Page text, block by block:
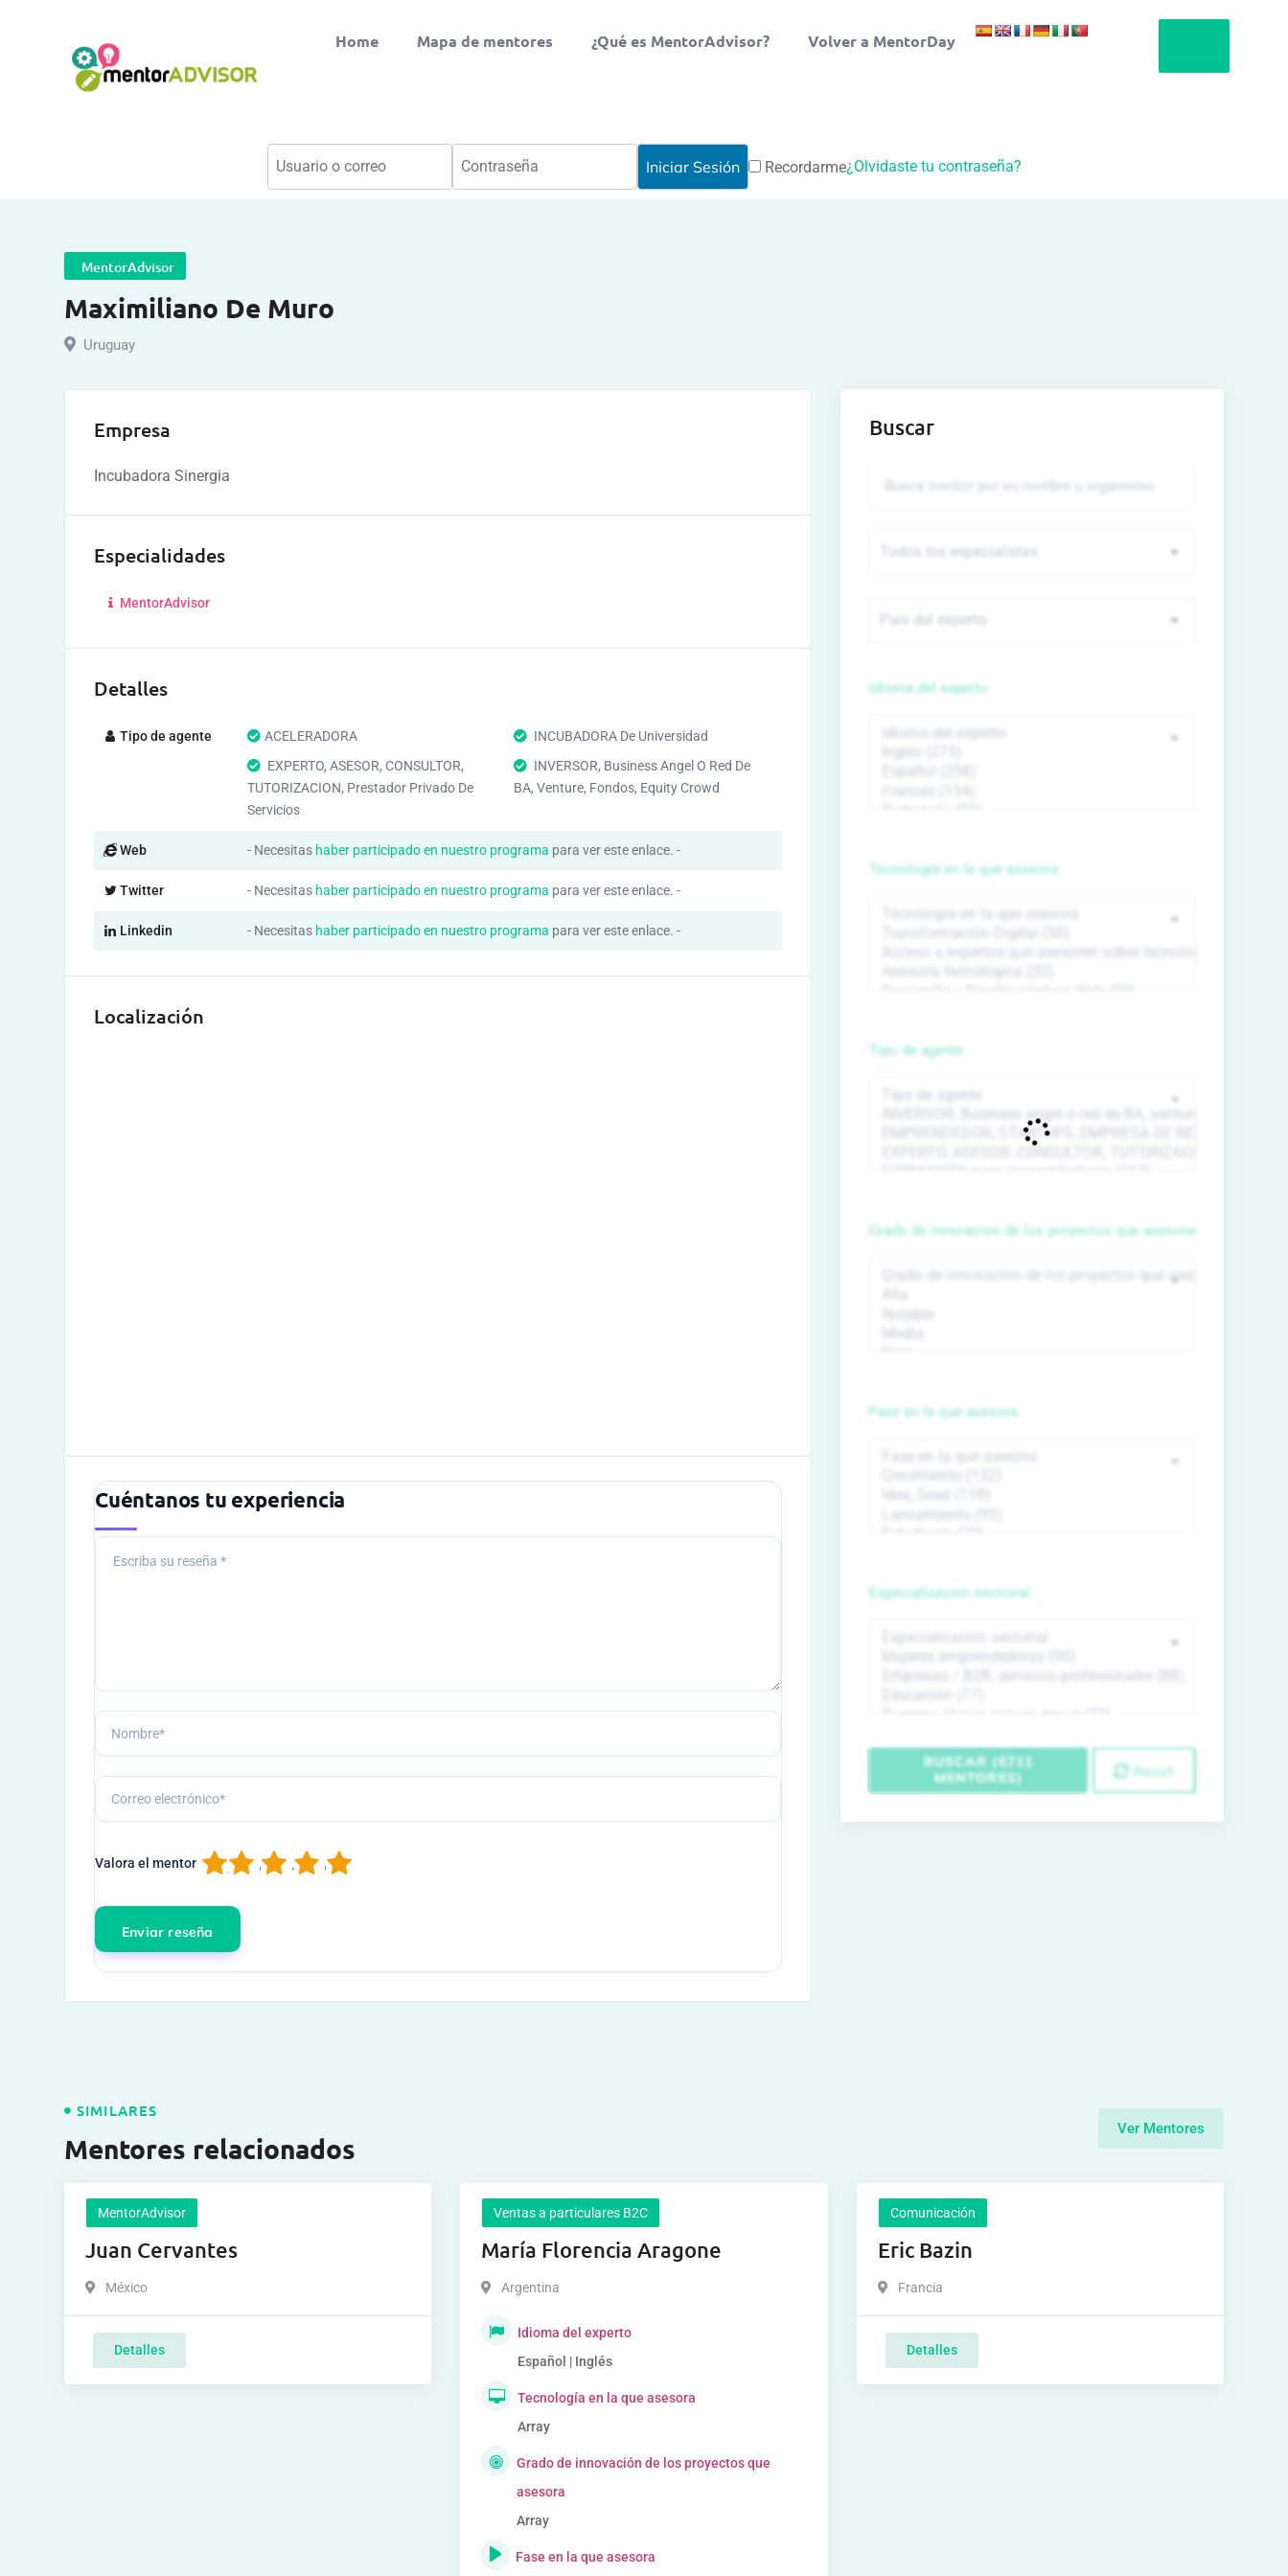
Home Mapa de mentores ¿Qué es MentorAdvisor? Volver a MentorDay
Recordarme¿Olvidaste tu contraseña?
MentorAdvisor
Maximiliano De Muro
Uruguay
Empresa
Incubadora Sinergia
Especialidades
MentorAdvisor
Detalles
Tipo de agente ACELERADORA
INCUBADORA De Universidad
EXPERTO, ASESOR, CONSULTOR,
TUTORIZACION, Prestador Privado De
Servicios
INVERSOR, Business Angel O Red De
BA, Venture, Fondos, Equity Crowd
Web - Necesitas haber participado en nuestro programa para ver este enlace. -
Twitter - Necesitas haber participado en nuestro programa para ver este enlace. -
Linkedin - Necesitas haber participado en nuestro programa para ver este enlace. -
Localización
Cuéntanos tu experiencia
Valora el mentor 5
4
3
2
1
Buscar
Idioma del experto
Tecnología en la que asesora
Tipo de agente
Grado de innovación de los proyectos que asesora
Fase en la que asesora
Especialización sectorial
BUSCAR (6711
MENTORES)
Reset
SIMILARES
Mentores relacionados
Ver Mentores
MentorAdvisor
Juan Cervantes
México
Detalles
Ventas a particulares B2C
María Florencia Aragone
Argentina
Idioma del experto
Español | Inglés
Tecnología en la que asesora
Array
Grado de innovación de los proyectos que
asesora
Array
Fase en la que asesora
Comunicación
Eric Bazin
Francia
Detalles